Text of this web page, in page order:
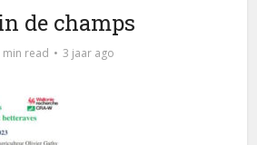
de champs
min read 3 jaar ago